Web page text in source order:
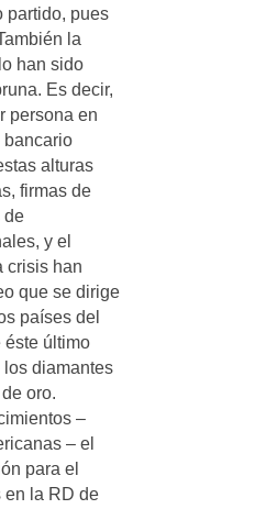
partido, pues
la
han sido
Es decir,
persona en
bancario
alturas
firmas de
de
y el
crisis han
que se dirige
países del
éste último
diamantes
oro.
–
– el
para el
en la RD de